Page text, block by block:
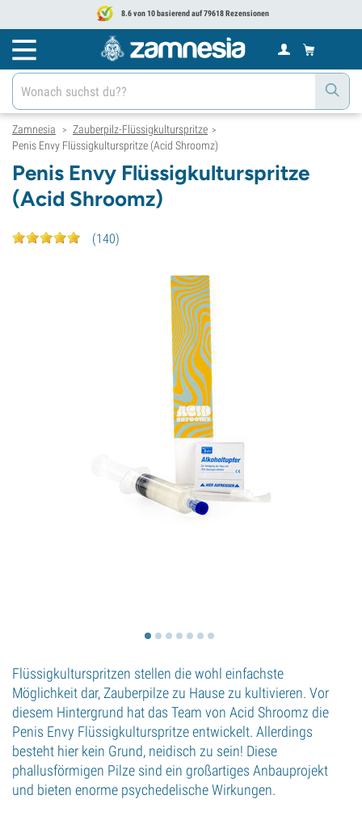
8.6 von 10 basierend auf 79618 Rezensionen
Zamnesia > Zauberpilz-Flüssigkulturspritze >
Penis Envy Flüssigkulturspritze (Acid Shroomz)
Penis Envy Flüssigkulturspritze
(Acid Shroomz)
(140)
Flüssigkulturspritzen stellen die wohl einfachste
Möglichkeit dar, Zauberpilze zu Hause zu kultivieren. Vor
diesem Hintergrund hat das Team von Acid Shroomz die
Penis Envy Flüssigkulturspritze entwickelt. Allerdings
besteht hier kein Grund, neidisch zu sein! Diese
phallusförmigen Pilze sind ein großartiges Anbauprojekt
und bieten enorme psychedelische Wirkungen.